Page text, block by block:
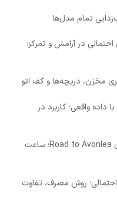
تمام مدل‌ها
در آرامش و تمرکز؛
مخزن، دریچه‌ها و کف اتو
واقعی؛ کاربرد در
سریال قصه‌های جزیره؛ داستان و بازیگران Road to Avonlea؛ ساعت
روش مصرف، تفاوت